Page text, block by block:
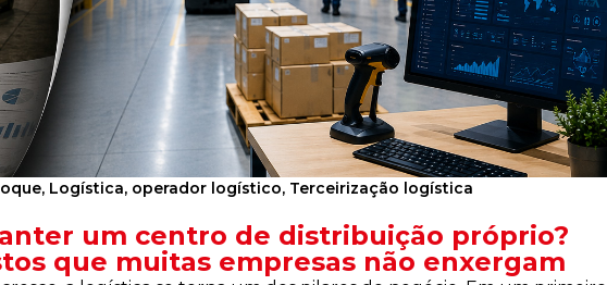
, Logística, operador logístico, Terceirização logística
um centro de distribuição próprio?
que muitas empresas não enxergam